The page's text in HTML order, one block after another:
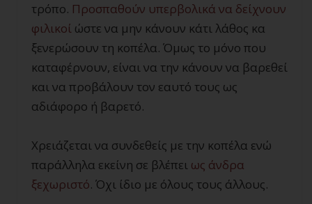
τρόπο. Προσπαθούν υπερβολικά να δείχνουν
φιλικοί ώστε να μην κάνουν κάτι λάθος κα
ξενερώσουν τη κοπέλα. Όμως το μόνο που
καταφέρνουν, είναι να την κάνουν να βαρεθεί
και να προβάλουν τον εαυτό τους ως
αδιάφορο ή βαρετό.
Χρειάζεται να συνδεθείς με την κοπέλα ενώ
παράλληλα εκείνη σε βλέπει ως άνδρα
ξεχωριστό. Όχι ίδιο με όλους τους άλλους.